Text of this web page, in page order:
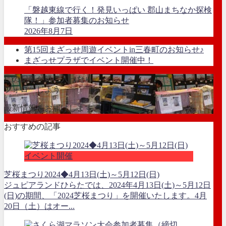
「磐越東線で行く！発見いっぱい 郡山まちなか探検
隊！」参加者募集のお知らせ
2026年8月7日
第15回まざっせ周遊イベントin三春町のお知らせ♪
まざっせプラザでイベント開催中！
この記事が気に入ったら
フォローしよう
最新情報をお届けします
おすすめの記事
イベント開催
芝桜まつり2024◆4月13日(土)～5月12日(日)
ジュピアランドひらたでは、2024年4月13日(土)～5月12日
(日)の期間、「2024芝桜まつり」を開催いたします。4月
20日（土）はオー...